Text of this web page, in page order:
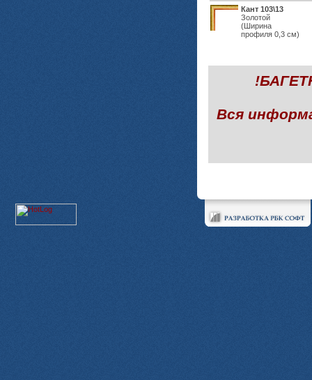
Кант 103\13
Золотой
(Ширина
профиля 0,3 см)
Вся